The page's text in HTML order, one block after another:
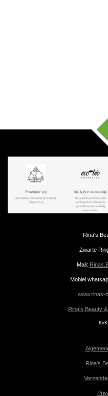
Rina's
Zwarte
Mail:
Mobiel
www.rinas-
Rina's Beauty
KvK:
Rina's